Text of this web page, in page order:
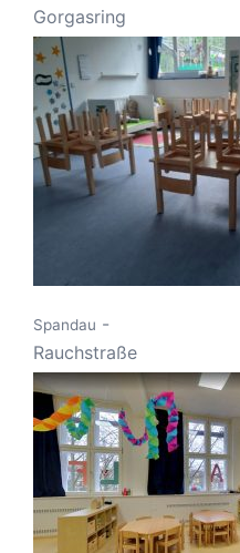
Gorgasring
Spandau -
Rauchstraße